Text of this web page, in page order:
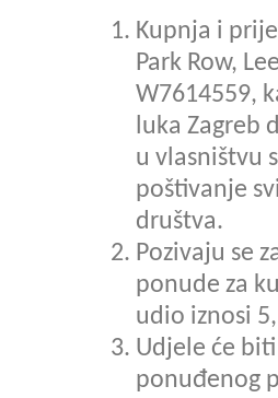
Kupnja i
Park Row,
W7614559,
luka Zagreb
u vlasništvu
poštivanje
društva.
Pozivaju se
ponude za
udio iznosi
Udjele će
ponuđenog